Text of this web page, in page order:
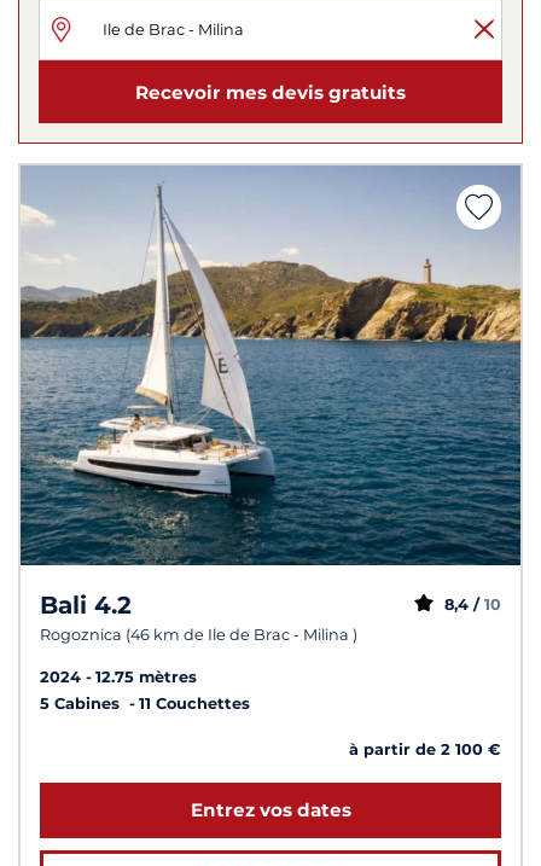
Recevoir mes devis gratuits
Bali 4.2
Rogoznica (46 km de Ile de Brac - Milina )
8,4 / 10
2024
12.75 mètres
5 Cabines
11 Couchettes
à partir de 2 100 €
Entrez vos dates